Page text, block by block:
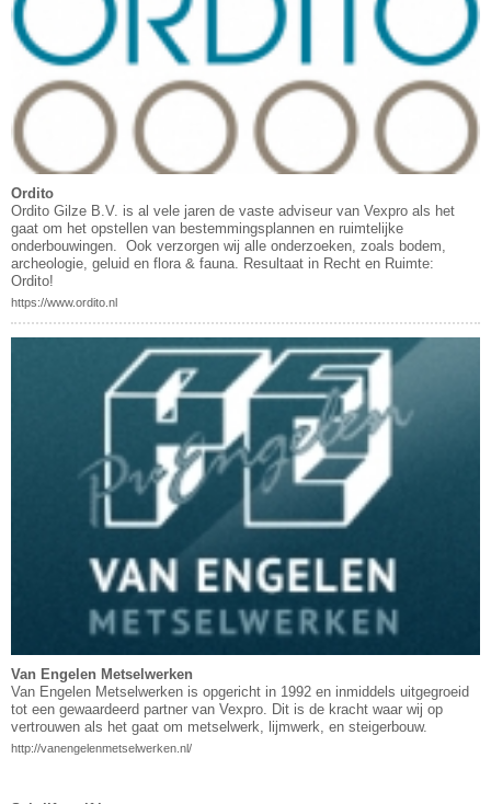
Ordito
Ordito Gilze B.V. is al vele jaren de vaste adviseur van Vexpro als het
gaat om het opstellen van bestemmingsplannen en ruimtelijke
onderbouwingen. Ook verzorgen wij alle onderzoeken, zoals bodem,
archeologie, geluid en flora & fauna. Resultaat in Recht en Ruimte:
Ordito!
https://www.ordito.nl
Van Engelen Metselwerken
Van Engelen Metselwerken is opgericht in 1992 en inmiddels uitgegroeid
tot een gewaardeerd partner van Vexpro. Dit is de kracht waar wij op
vertrouwen als het gaat om metselwerk, lijmwerk, en steigerbouw.
http://vanengelenmetselwerken.nl/